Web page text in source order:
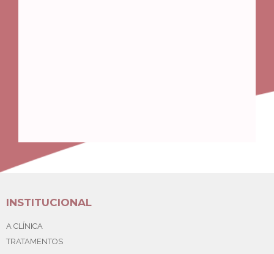
INSTITUCIONAL
A CLÍNICA
TRATAMENTOS